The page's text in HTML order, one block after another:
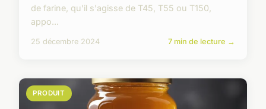
de farine, qu'il s'agisse de T45, T55 ou T150,
appo...
25 décembre 2024 7 min de lecture →
PRODUIT